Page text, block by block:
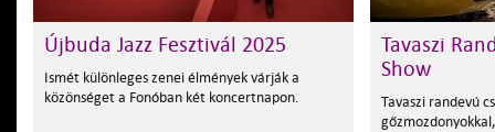
Újbuda Jazz Fesztivál 2025
Ismét különleges zenei élmények várják a
közönséget a Fonóban két koncertnapon.
Tavaszi
Show
Tavaszi randevú